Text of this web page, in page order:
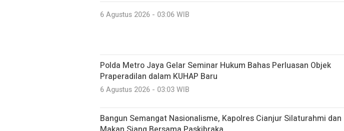
6 Agustus 2026 - 03:06 WIB
Polda Metro Jaya Gelar Seminar Hukum Bahas Perluasan Objek
Praperadilan dalam KUHAP Baru
6 Agustus 2026 - 03:03 WIB
Bangun Semangat Nasionalisme, Kapolres Cianjur Silaturahmi dan